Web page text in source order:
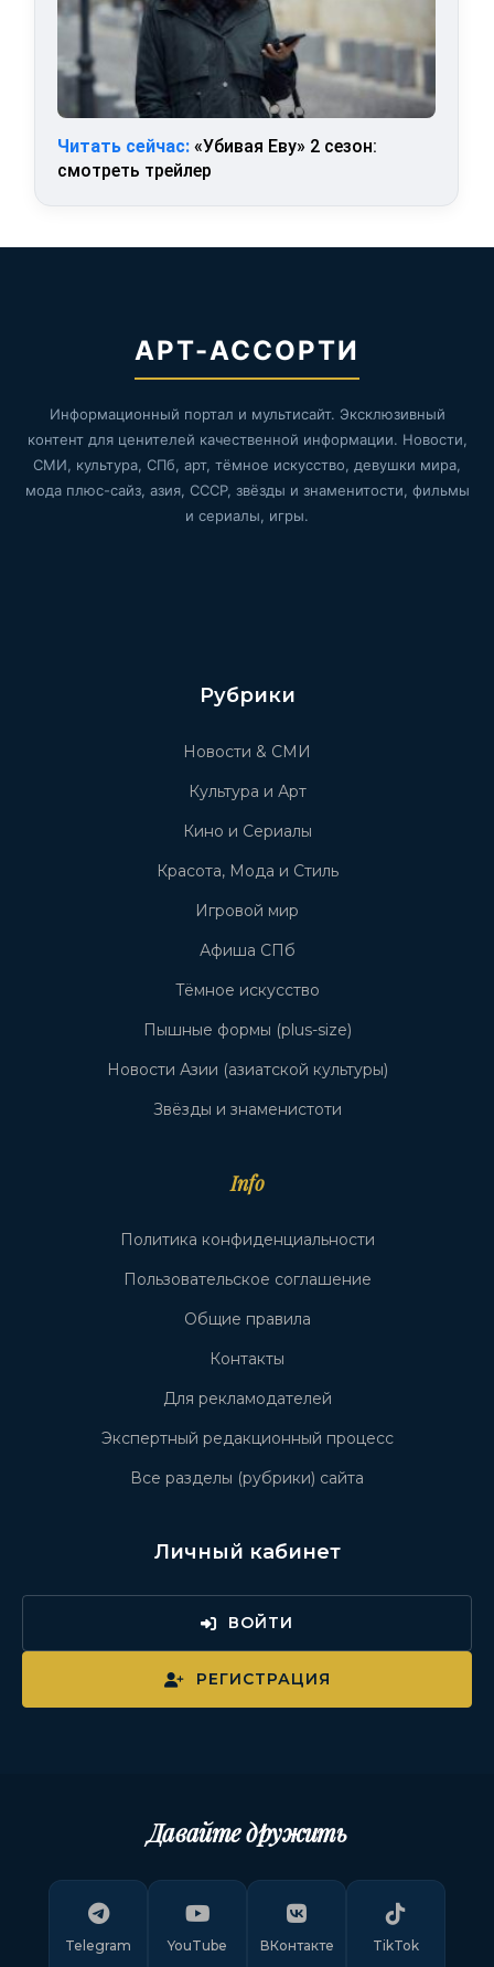
Читать сейчас: «Убивая Еву» 2 сезон:
смотреть трейлер
АРТ-АССОРТИ
Информационный портал и мультисайт. Эксклюзивный
контент для ценителей качественной информации. Новости,
СМИ, культура, СПб, арт, тёмное искусство, девушки мира,
мода плюс-сайз, азия, СССР, звёзды и знаменитости, фильмы
и сериалы, игры.
Рубрики
Новости & СМИ
Культура и Арт
Кино и Сериалы
Красота, Мода и Стиль
Игровой мир
Афиша СПб
Тёмное искусство
Пышные формы (plus-size)
Новости Азии (азиатской культуры)
Звёзды и знаменистоти
Info
Политика конфиденциальности
Пользовательское соглашение
Общие правила
Контакты
Для рекламодателей
Экспертный редакционный процесс
Все разделы (рубрики) сайта
Личный кабинет
ВОЙТИ
РЕГИСТРАЦИЯ
Давайте дружить
Telegram YouTube ВКонтакте TikTok